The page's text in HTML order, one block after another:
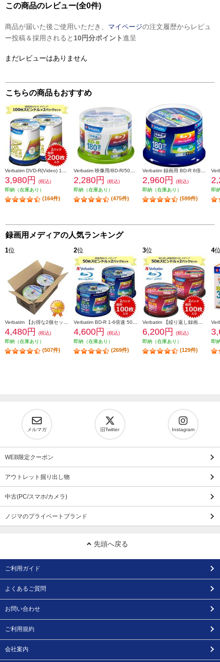
この商品のレビュー(全0件)
商品が届いた後ご使用いただき、 マイページの注文履歴からレビュ
ー投稿＆採用されると 10円分ポイント進呈
まだレビューはありません
こちらの商品もおすすめ
3,980円
(税込)
即納（在庫あり）
(164件)
2,280円
(税込)
即納（在庫あり）
(475件)
2,960円
(税込)
即納（在庫あり）
(599件)
即
録画用メディアの人気ランキング
1位
4,480円
(税込)
即納（在庫あり）
(507件)
2位
4,600円
(税込)
即納（在庫あり）
(269件)
3位
6,200円
(税込)
即納（在庫あり）
(129件)
4
即
メルマガ 旧Twitter Instagram
WEB限定クーポン
アウトレット掘り出し物
中古(PC/スマホ/カメラ)
ノジマのプライベートブランド
先頭へ戻る
ご利用ガイド
よくあるご質問
お問い合わせ
ご利用規約
会社案内